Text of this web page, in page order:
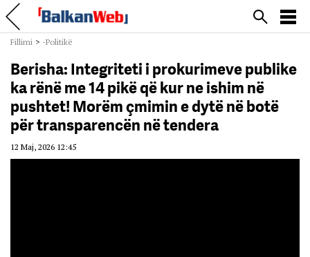
Fillimi > -Politikë
Berisha: Integriteti i prokurimeve publike
ka rënë me 14 pikë që kur ne ishim në
pushtet! Morëm çmimin e dytë në botë
për transparencën në tendera
12 Maj, 2026 12:45